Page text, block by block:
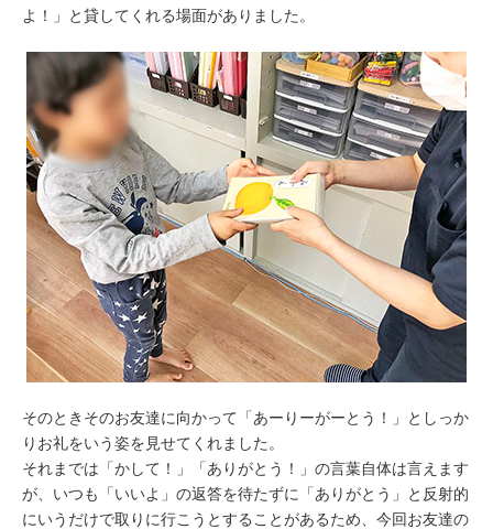
よ！」と貸してくれる場面がありました。
そのときそのお友達に向かって「あーりーがーとう！」としっか
りお礼をいう姿を見せてくれました。
それまでは「かして！」「ありがとう！」の言葉自体は言えます
が、いつも「いいよ」の返答を待たずに「ありがとう」と反射的
にいうだけで取りに行こうとすることがあるため、今回お友達の